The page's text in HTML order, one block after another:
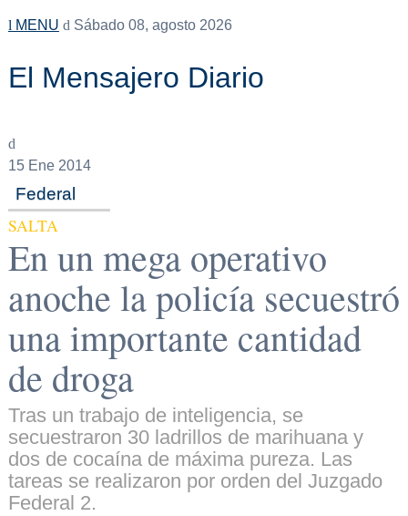
MENU Sábado 08, agosto 2026
El Mensajero Diario
15Ene 2014
Federal
SALTA
En un mega operativo
anoche la policía secuestró
una importante cantidad
de droga
Tras un trabajo de inteligencia, se
secuestraron 30 ladrillos de marihuana y
dos de cocaína de máxima pureza. Las
tareas se realizaron por orden del Juzgado
Federal 2.